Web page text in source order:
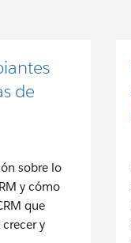
de
sobre lo
y cómo
que
y